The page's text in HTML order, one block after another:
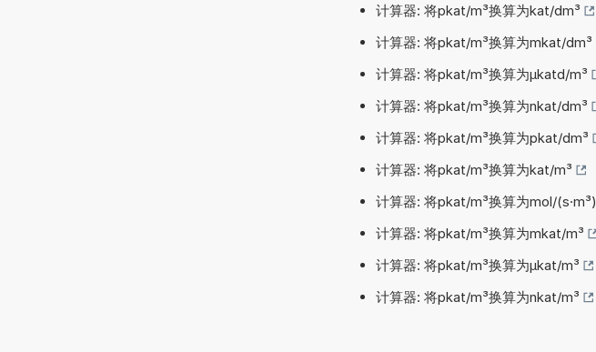
计算器: 将pkat/m³换算为kat/dm³
计算器: 将pkat/m³换算为mkat/dm³
计算器: 将pkat/m³换算为µkatd/m³
计算器: 将pkat/m³换算为nkat/dm³
计算器: 将pkat/m³换算为pkat/dm³
计算器: 将pkat/m³换算为kat/m³
计算器: 将pkat/m³换算为mol/(s·m³)
计算器: 将pkat/m³换算为mkat/m³
计算器: 将pkat/m³换算为µkat/m³
计算器: 将pkat/m³换算为nkat/m³